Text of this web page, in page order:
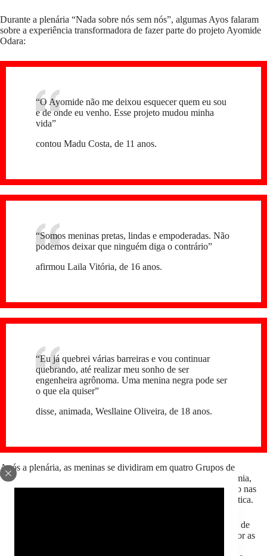
Durante a plenária “Nada sobre nós sem nós”, algumas Ayos falaram
sobre a experiência transformadora de fazer parte do projeto Ayomide
Odara:
“O Ayomide não me deixou esquecer quem eu sou
e de onde eu venho. Esse projeto mudou minha
vida”
contou Madu Costa, de 11 anos.
“Somos meninas pretas, lindas e empoderadas. Não
podemos deixar que ninguém diga o contrário”
afirmou Laila Vitória, de 16 anos.
“Eu já quebrei várias barreiras e vou continuar
quebrando, até realizar meu sonho de ser
engenheira agrônoma. Uma menina negra pode ser
o que ela quiser”
disse, animada, Wesllaine Oliveira, de 18 anos.
Após a plenária, as meninas se dividiram em quatro Grupos de
Trabalho (GTs) para discutir e elaborar sobre os temas: Autonomia,
justiça e saúde sexual e reprodutiva de meninas negras; Racismo nas
escolas; Escola e pós pandemia; Comunicação e incidência política.
A partir das discussões feitas nos grupos de trabalho, com ajuda de
facilitadoras, as meninas realizaram mais uma plenária para expor as